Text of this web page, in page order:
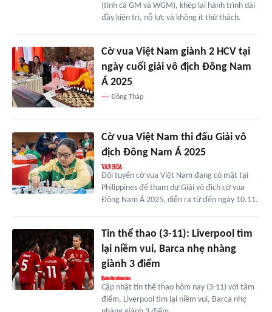
(tính cả GM và WGM), khép lại hành trình dài
đầy kiên trì, nỗ lực và không ít thử thách.
Cờ vua Việt Nam giành 2 HCV tại
ngày cuối giải vô địch Đông Nam
Á 2025
Đồng Tháp
Cờ vua Việt Nam thi đấu Giải vô
địch Đông Nam Á 2025
Đội tuyển cờ vua Việt Nam đang có mặt tại
Philippines để tham dự Giải vô địch cờ vua
Đông Nam Á 2025, diễn ra từ đến ngày 10.11.
Tin thể thao (3-11): Liverpool tìm
lại niềm vui, Barca nhẹ nhàng
giành 3 điểm
Cập nhật tin thể thao hôm nay (3-11) với tâm
điểm, Liverpool tìm lại niềm vui, Barca nhẹ